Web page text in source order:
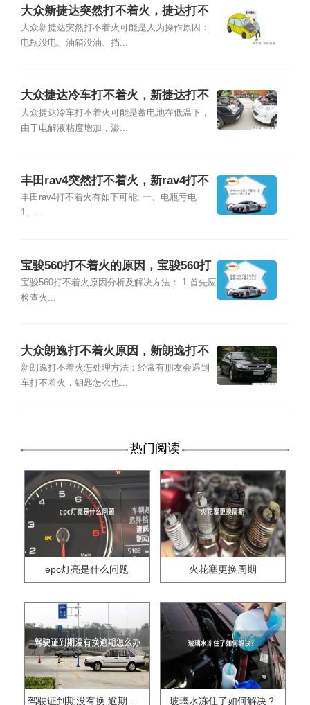
大众新捷达突然打不着火，捷达打不
着火什么原因
大众新捷达突然打不着火可能是人为操作原因：
电瓶没电、油箱没油、挡...
大众捷达冷车打不着火，新捷达打不
着火的原因
大众捷达冷车打不着火可能是蓄电池在低温下，
由于电解液粘度增加，渗...
丰田rav4突然打不着火，新rav4打不
着火原因
丰田rav4打不着火有如下可能; 一、电瓶亏电
1、...
宝骏560打不着火的原因，宝骏560打
不着火怎么办
宝骏560打不着火原因分析及解决方法： 1.首先应
检查火...
大众朗逸打不着火原因，新朗逸打不
着火怎么处理
新朗逸打不着火怎处理方法：经常有朋友会遇到
车打不着火，钥匙怎么也...
热门阅读
epc灯亮是什么问题 火花塞更换周期
驾驶证到期没有换,逾期怎么办?? 玻璃水冻住了如何解决？